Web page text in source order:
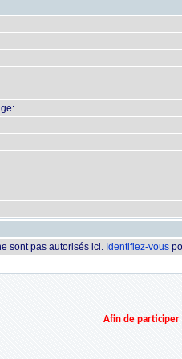
sont pas autorisés ici. Identifiez-vous
Afin de participer